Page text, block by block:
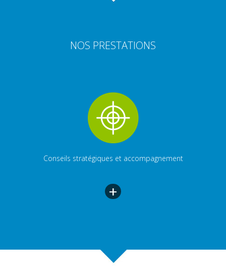
NOS PRESTATIONS
Conseils stratégiques et accompagnement
+